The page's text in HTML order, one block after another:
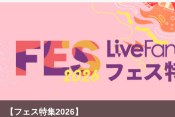
【フェス特集2026】